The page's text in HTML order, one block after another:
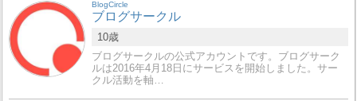
BlogCircle
ブログサークル
10歳
ブログサークルの公式アカウントです。ブログサーク
ルは2016年4月18日にサービスを開始しました。サー
クル活動を軸…